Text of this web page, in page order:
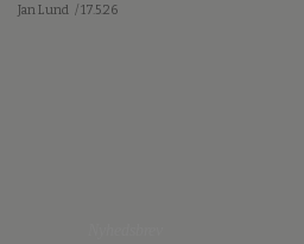
Jan Lund / 17.5.26